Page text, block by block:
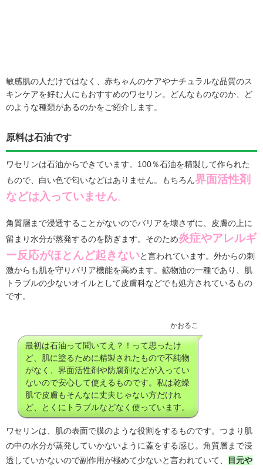
敏感肌の人だけではなく、赤ちゃんのケアやナチュラルな品質のス
キンケアを好む人にもおすすめのワセリン。どんなものなのか、ど
のような種類があるのかをご紹介します。
原料は石油です
ワセリンは石油からできています。100％石油を精製して作られた
もので、白い色で匂いなどはありません。もちろん界面活性剤
などは入っていません。
角質層まで浸透することがないのでバリアを壊さずに、皮膚の上に
留まり水分が蒸発するのを防ぎます。そのため炎症やアレルギ
ー反応がほとんど起きないと言われています。外からの刺
激からも肌を守りバリア機能を高めます。鉱物油の一種であり、肌
トラブルの少ないオイルとして皮膚科などでも処方されているもの
です。
かおるこ
最初は石油って聞いてえ？！って思ったけ
ど、肌に塗るために精製されたもので不純物
がなく、界面活性剤や防腐剤などが入ってい
ないので安心して使えるものです。私は乾燥
肌で皮膚もそんなに丈夫じゃない方だけれ
ど、とくにトラブルなどなく使っています。
ワセリンは、肌の表面で膜のような役割をするものです。つまり肌
の中の水分が蒸発していかないように蓋をする感じ。角質層まで浸
透していかないので副作用が極めて少ないと言われていて、
目元や